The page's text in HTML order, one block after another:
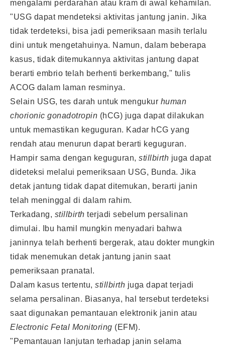
mengalami perdarahan atau kram di awal kehamilan.
"USG dapat mendeteksi aktivitas jantung janin. Jika
tidak terdeteksi, bisa jadi pemeriksaan masih terlalu
dini untuk mengetahuinya. Namun, dalam beberapa
kasus, tidak ditemukannya aktivitas jantung dapat
berarti embrio telah berhenti berkembang," tulis
ACOG dalam laman resminya.
Selain USG, tes darah untuk mengukur human
chorionic gonadotropin (hCG) juga dapat dilakukan
untuk memastikan keguguran. Kadar hCG yang
rendah atau menurun dapat berarti keguguran.
Hampir sama dengan keguguran, stillbirth juga dapat
dideteksi melalui pemeriksaan USG, Bunda. Jika
detak jantung tidak dapat ditemukan, berarti janin
telah meninggal di dalam rahim.
Terkadang, stillbirth terjadi sebelum persalinan
dimulai. Ibu hamil mungkin menyadari bahwa
janinnya telah berhenti bergerak, atau dokter mungkin
tidak menemukan detak jantung janin saat
pemeriksaan pranatal.
Dalam kasus tertentu, stillbirth juga dapat terjadi
selama persalinan. Biasanya, hal tersebut terdeteksi
saat digunakan pemantauan elektronik janin atau
Electronic Fetal Monitoring (EFM).
"Pemantauan lanjutan terhadap janin selama